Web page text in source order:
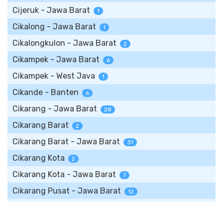
Cijeruk - Jawa Barat 1
Cikalong - Jawa Barat 1
Cikalongkulon - Jawa Barat 2
Cikampek - Jawa Barat 6
Cikampek - West Java 1
Cikande - Banten 6
Cikarang - Jawa Barat 28
Cikarang Barat 2
Cikarang Barat - Jawa Barat 31
Cikarang Kota 2
Cikarang Kota - Jawa Barat 7
Cikarang Pusat - Jawa Barat 12